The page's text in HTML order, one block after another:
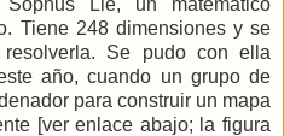
Tiene 248 dimensiones y se
Se pudo con ella
año, cuando un grupo de
para construir un mapa
[ver enlace abajo; la figura